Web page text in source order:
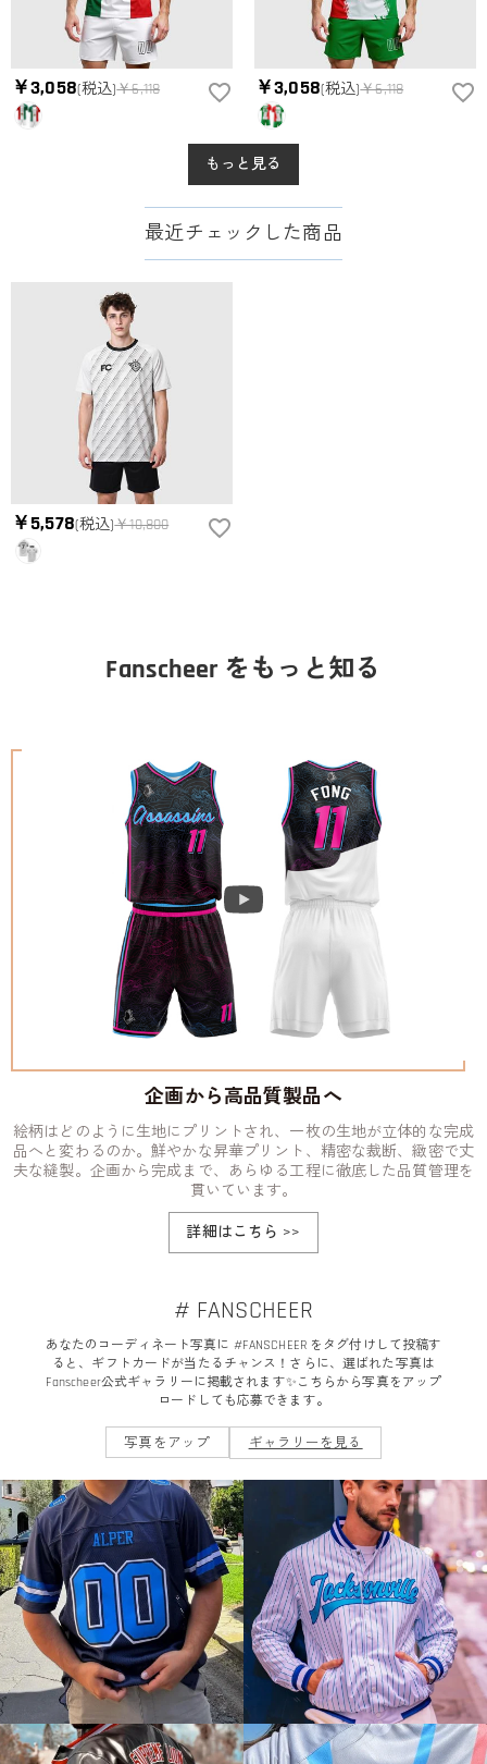
￥3,058(税込)￥6,118 ￥3,058(税込)￥6,118
もっと見る
最近チェックした商品
￥5,578(税込)￥10,800
Fanscheer をもっと知る
企画から高品質製品へ
絵柄はどのように生地にプリントされ、一枚の生地が立体的な完成
品へと変わるのか。鮮やかな昇華プリント、精密な裁断、緻密で丈
夫な縫製。企画から完成まで、あらゆる工程に徹底した品質管理を
貫いています。
詳細はこちら >>
# FANSCHEER
あなたのコーディネート写真に #FANSCHEER をタグ付けして投稿す
ると、ギフトカードが当たるチャンス！さらに、選ばれた写真は
Fanscheer公式ギャラリーに掲載されます✨こちらから写真をアップ
ロードしても応募できます。
写真をアップ ギャラリーを見る